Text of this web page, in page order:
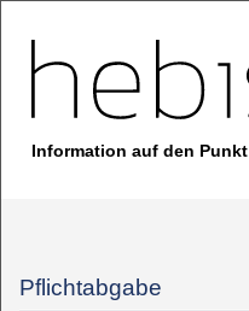
Information auf den Punkt
Pflichtabgabe